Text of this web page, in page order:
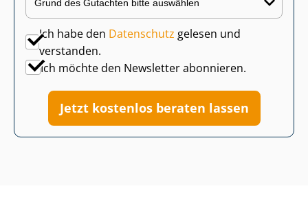
Ich habe den Datenschutz gelesen und
verstanden.
Ich möchte den Newsletter abonnieren.
Jetzt kostenlos beraten lassen